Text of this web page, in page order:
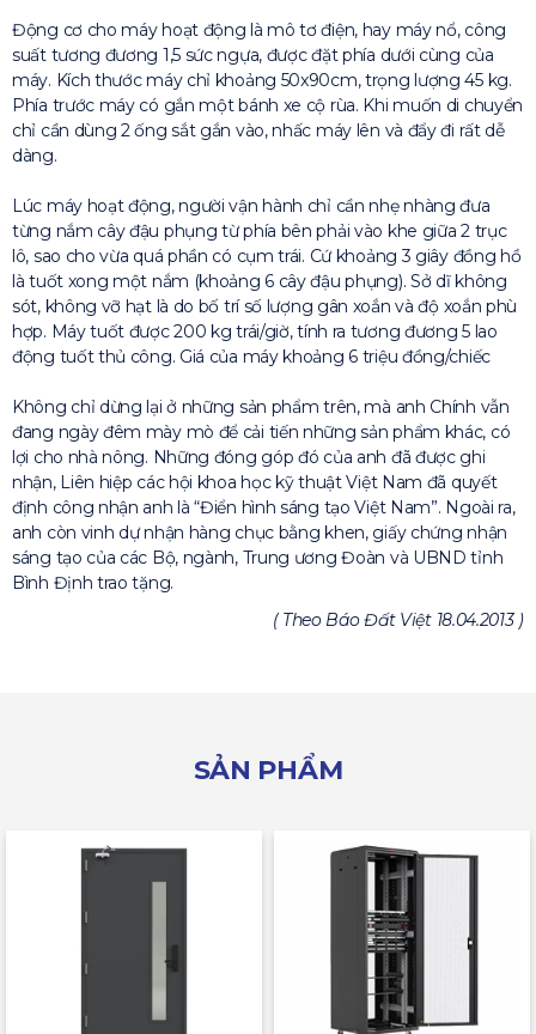
Động cơ cho máy hoạt động là mô tơ điện, hay máy nổ, công
suất tương đương 1,5 sức ngựa, được đặt phía dưới cùng của
máy. Kích thước máy chỉ khoảng 50x90cm, trọng lượng 45 kg.
Phía trước máy có gắn một bánh xe cộ rùa. Khi muốn di chuyển
chỉ cần dùng 2 ống sắt gắn vào, nhấc máy lên và đẩy đi rất dễ
dàng.
Lúc máy hoạt động, người vận hành chỉ cần nhẹ nhàng đưa
từng nắm cây đậu phụng từ phía bên phải vào khe giữa 2 trục
lô, sao cho vừa quá phần có cụm trái. Cứ khoảng 3 giây đồng hồ
là tuốt xong một nắm (khoảng 6 cây đậu phụng). Sở dĩ không
sót, không vỡ hạt là do bố trí số lượng gân xoắn và độ xoắn phù
hợp. Máy tuốt được 200 kg trái/giờ, tính ra tương đương 5 lao
động tuốt thủ công. Giá của máy khoảng 6 triệu đồng/chiếc
Không chỉ dừng lại ở những sản phẩm trên, mà anh Chính vẫn
đang ngày đêm mày mò để cải tiến những sản phẩm khác, có
lợi cho nhà nông. Những đóng góp đó của anh đã được ghi
nhận, Liên hiệp các hội khoa học kỹ thuật Việt Nam đã quyết
định công nhận anh là “Điển hình sáng tạo Việt Nam”. Ngoài ra,
anh còn vinh dự nhận hàng chục bằng khen, giấy chứng nhận
sáng tạo của các Bộ, ngành, Trung ương Đoàn và UBND tỉnh
Bình Định trao tặng.
( Theo Báo Đất Việt 18.04.2013 )
SẢN PHẨM